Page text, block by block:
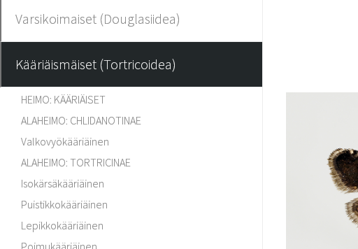
Varsikoimaiset (Douglasiidea)
Kääriäismäiset (Tortricoidea)
HEIMO: KÄÄRIÄISET
ALAHEIMO: CHLIDANOTINAE
Valkovyökääriäinen
ALAHEIMO: TORTRICINAE
Isokärsäkääriäinen
Puistikkokääriäinen
Lepikkokääriäinen
Poimukääriäinen